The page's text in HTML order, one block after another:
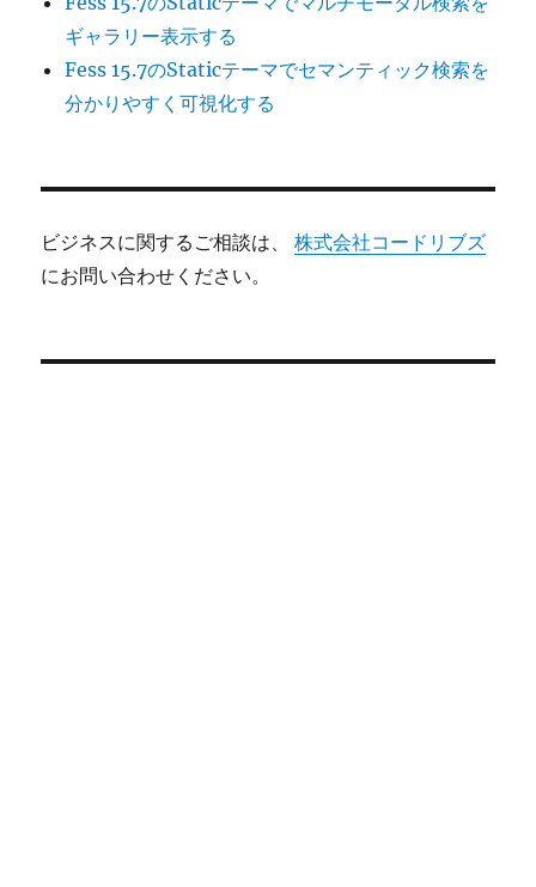
ギャラリー表示する
Fess 15.7のStaticテーマでセマンティック検索を
分かりやすく可視化する
ビジネスに関するご相談は、株式会社コードリブズ
にお問い合わせください。